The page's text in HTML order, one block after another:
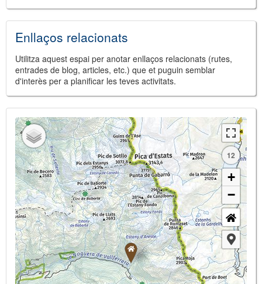
Enllaços relacionats
Utilitza aquest espai per anotar enllaços relacionats (rutes,
entrades de blog, articles, etc.) que et puguin semblar
d'interès per a planificar les teves activitats.
12
+
−